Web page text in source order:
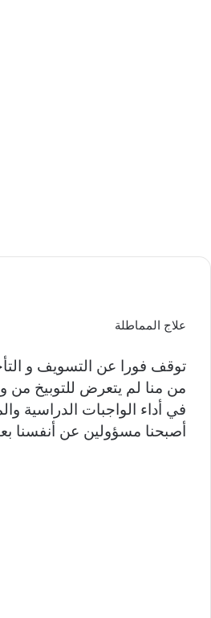
علاج المماطلة
توقف فورا عن التسويف و
من منا لم يتعرض للتوبيخ من
في أداء الواجبات الدراسية
أصبحنا مسؤولين عن أنفسنا